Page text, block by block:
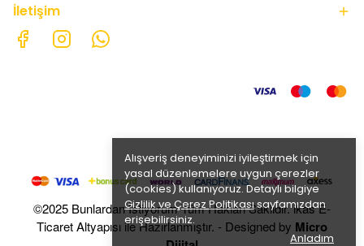
Alışveriş deneyiminizi iyileştirmek için
yasal düzenlemelere uygun çerezler
(cookies) kullanıyoruz. Detaylı bilgiye
Gizlilik ve Çerez Politikasısayfamızdan
erişebilirsiniz.
Anladım
İletişim
©2025 Bunlardan İstiyorum Tüm Hakları Saklıdır. ikas E-
Ticaret Altyapısı ile Hazırlanmıştır. - Designed by Micro